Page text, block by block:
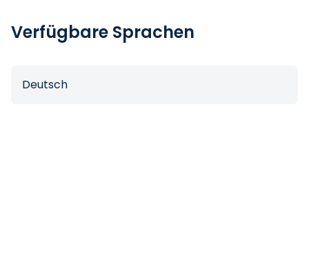
Verfügbare Sprachen
Deutsch